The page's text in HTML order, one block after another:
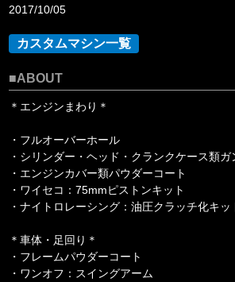
2017/10/05
カスタムマシン一覧
■ABOUT
＊エンジンまわり＊
・フルオーバーホール
・シリンダー・ヘッド・クランクケース類ガ
・エンジンカバー類パウダーコート
・ワイセコ：75mmピストンキット
・ナイトロレーシング：油圧クラッチ化キッ
＊車体・足回り＊
・フレームパウダーコート
・ワンオフ：スイングアーム